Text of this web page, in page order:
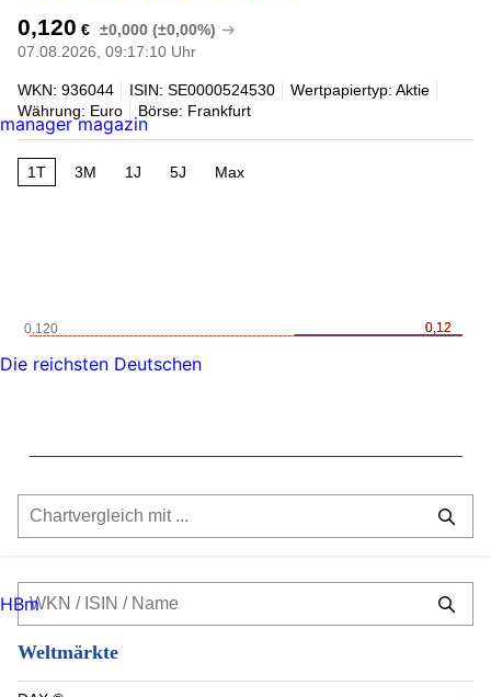
0,120 € ±0,000 (±0,00%)
07.08.2026, 09:17:10 Uhr
WKN: 936044 ISIN: SE0000524530
Wertpapiertyp: Aktie
Währung: Euro
Börse: Frankfurt
1T 3M 1J 5J Max
0,12
0,12
0,120
Weltmärkte
manager magazin
Die reichsten Deutschen
HBm